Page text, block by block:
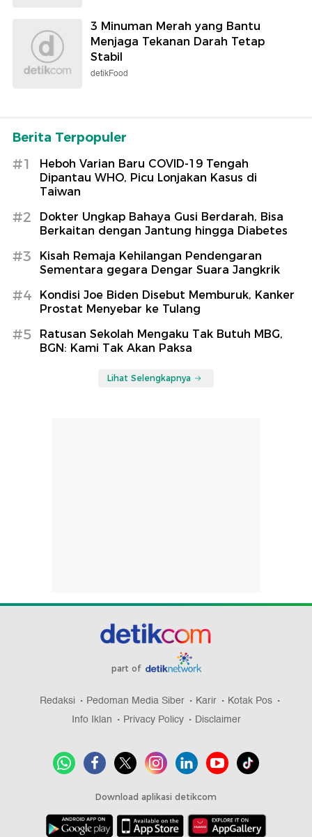
3 Minuman Merah yang Bantu
Menjaga Tekanan Darah Tetap
Stabil
detikFood
Berita Terpopuler
#1
Heboh Varian Baru COVID-19 Tengah
Dipantau WHO, Picu Lonjakan Kasus di
Taiwan
#2
Dokter Ungkap Bahaya Gusi Berdarah, Bisa
Berkaitan dengan Jantung hingga Diabetes
#3
Kisah Remaja Kehilangan Pendengaran
Sementara gegara Dengar Suara Jangkrik
#4
Kondisi Joe Biden Disebut Memburuk, Kanker
Prostat Menyebar ke Tulang
#5
Ratusan Sekolah Mengaku Tak Butuh MBG,
BGN: Kami Tak Akan Paksa
Lihat Selengkapnya
part of
Redaksi Pedoman Media Siber Karir
Kotak Pos
Info Iklan
Privacy Policy Disclaimer
Download aplikasi detikcom